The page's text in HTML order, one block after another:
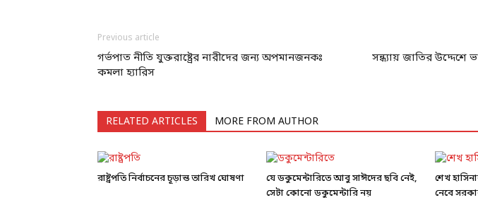
Previous article
গর্ভপাত নীতি যুক্তরাষ্ট্রের নারীদের জন্য অপমানজনকঃ
কমলা হ্যারিস
সন্ধ্যায় জাতির উদ্দেশে
RELATED ARTICLES MORE FROM AUTHOR
রাষ্ট্রপতি নির্বাচনের চূড়ান্ত তারিখ ঘোষণা
যে ডকুমেন্টারিতে আবু সাঈদের ছবি নেই,
সেটা কোনো ডকুমেন্টারি নয়
শেখ
নেবে